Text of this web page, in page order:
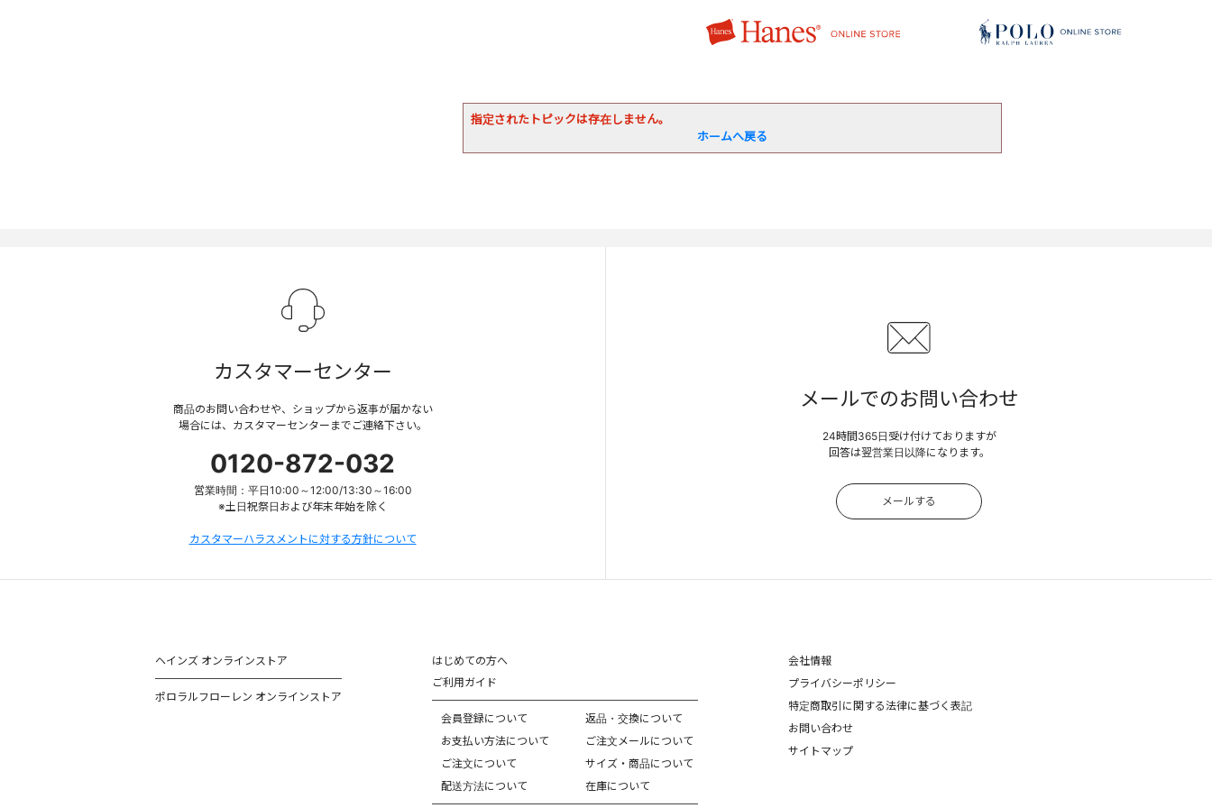
指定されたトピックは存在しません。
ホームへ戻る
カスタマーセンター
商品のお問い合わせや、ショップから返事が届かない
場合には、カスタマーセンターまでご連絡下さい。
0120-872-032
営業時間：平日10:00～12:00/13:30～16:00
※土日祝祭日および年末年始を除く
カスタマーハラスメントに対する方針について
メールでのお問い合わせ
24時間365日受け付けておりますが
回答は翌営業日以降になります。
メールする
ヘインズ オンラインストア
ポロラルフローレン オンラインストア
はじめての方へ
ご利用ガイド
会員登録について
お支払い方法について
ご注文について
配送方法について
返品・交換について
ご注文メールについて
サイズ・商品について
在庫について
会社情報
プライバシーポリシー
特定商取引に関する法律に基づく表記
お問い合わせ
サイトマップ